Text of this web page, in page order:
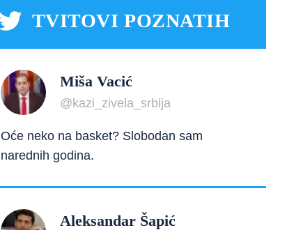
TVITOVI POZNATIH
Miša Vacić
@kazi_zivela_srbija
Oće neko na basket? Slobodan sam
narednih godina.
Aleksandar Šapić